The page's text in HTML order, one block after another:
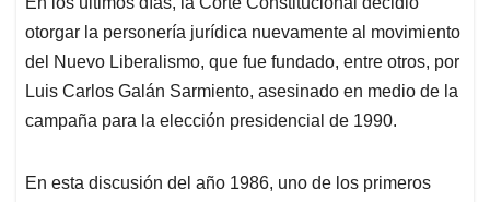
s
A
p
p
b
o
o
k
e
d
I
n
l
a
d
s
otorgar la personería jurídica nuevamente al movimiento
del Nuevo Liberalismo, que fue fundado, entre otros, por
Luis Carlos Galán Sarmiento, asesinado en medio de la
campaña para la elección presidencial de 1990.
En esta discusión del año 1986, uno de los primeros